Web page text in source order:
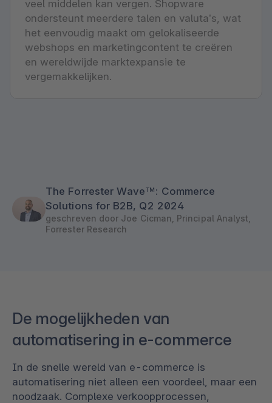
veel middelen kan vergen. Shopware
ondersteunt meerdere talen en valuta’s, wat
het eenvoudig maakt om gelokaliseerde
webshops en marketingcontent te creëren
en wereldwijde marktexpansie te
vergemakkelijken.
The Forrester Wave™: Commerce
Solutions for B2B, Q2 2024
geschreven door Joe Cicman, Principal Analyst,
Forrester Research
De mogelijkheden van
automatisering in e-commerce
In de snelle wereld van e-commerce is
automatisering niet alleen een voordeel, maar een
noodzaak. Complexe verkoopprocessen,